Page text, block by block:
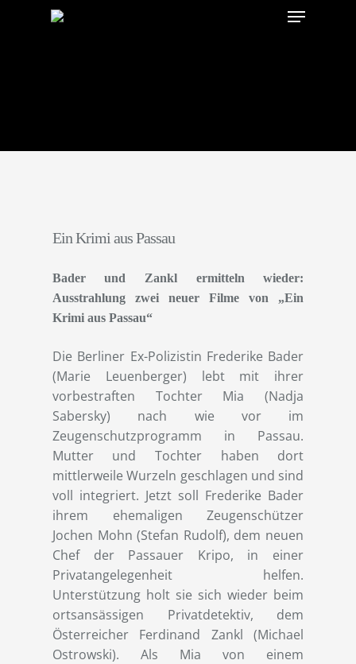
Menu
Ein Krimi aus Passau
Bader und Zankl ermitteln wieder:
Ausstrahlung zwei neuer Filme von „Ein
Krimi aus Passau“
Die Berliner Ex-Polizistin Frederike Bader
(Marie Leuenberger) lebt mit ihrer
vorbestraften Tochter Mia (Nadja
Sabersky) nach wie vor im
Zeugenschutzprogramm in Passau.
Mutter und Tochter haben dort
mittlerweile Wurzeln geschlagen und sind
voll integriert. Jetzt soll Frederike Bader
ihrem ehemaligen Zeugenschützer
Jochen Mohn (Stefan Rudolf), dem neuen
Chef der Passauer Kripo, in einer
Privatangelegenheit helfen.
Unterstützung holt sie sich wieder beim
ortsansässigen Privatdetektiv, dem
Österreicher Ferdinand Zankl (Michael
Ostrowski). Als Mia von einem